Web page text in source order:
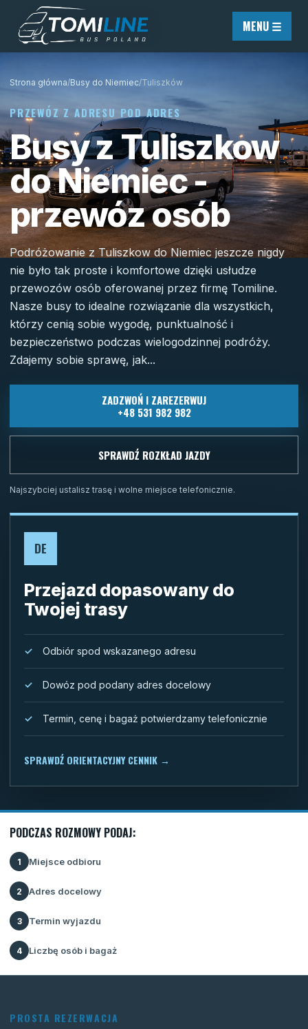
Przejdź do treści
MENU ☰
Strona główna/Busy do Niemiec/Tuliszków
PRZEWÓZ Z ADRESU POD ADRES
Busy z Tuliszkow
do Niemiec -
przewóz osób
Podróżowanie z Tuliszkow do Niemiec jeszcze nigdy
nie było tak proste i komfortowe dzięki usłudze
przewozów osób oferowanej przez firmę Tomiline.
Nasze busy to idealne rozwiązanie dla wszystkich,
którzy cenią sobie wygodę, punktualność i
bezpieczeństwo podczas wielogodzinnej podróży.
Zdajemy sobie sprawę, jak...
ZADZWOŃ I ZAREZERWUJ
+48 531 982 982
SPRAWDŹ ROZKŁAD JAZDY
Najszybciej ustalisz trasę i wolne miejsce telefonicznie.
DE
Przejazd dopasowany do
Twojej trasy
Odbiór spod wskazanego adresu
Dowóz pod podany adres docelowy
Termin, cenę i bagaż potwierdzamy telefonicznie
SPRAWDŹ ORIENTACYJNY CENNIK →
PODCZAS ROZMOWY PODAJ:
1 Miejsce odbioru
2 Adres docelowy
3 Termin wyjazdu
4 Liczbę osób i bagaż
PROSTA REZERWACJA